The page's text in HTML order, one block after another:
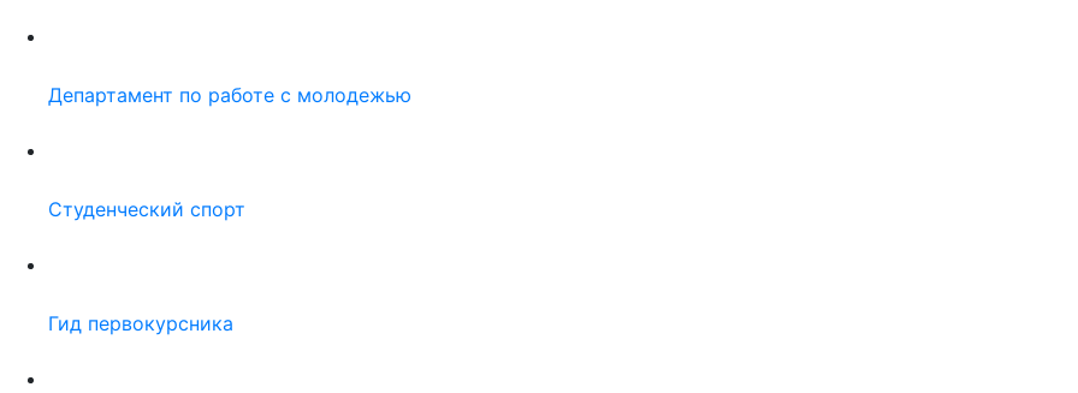
Департамент по работе с молодежью
Студенческий спорт
Гид первокурсника